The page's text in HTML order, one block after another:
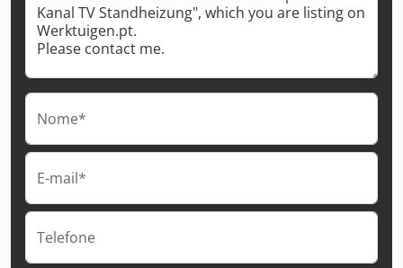
Nome*
E-mail*
Telefone